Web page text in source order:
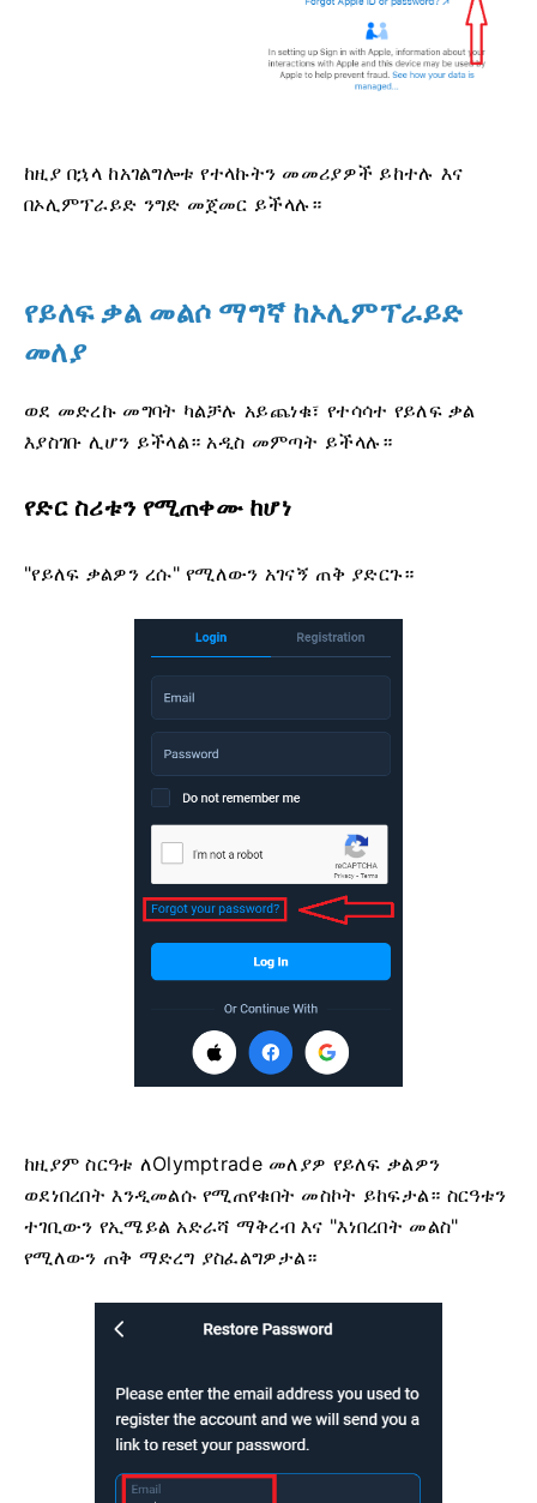
ከዚያ በኋላ ከአገልግሎቱ የተላኩትን መመሪያዎች ይከተሉ እና
በኦሊምፕራይድ ንግድ መጀመር ይችላሉ።
የይለፍ ቃል መልሶ ማግኛ ከኦሊምፕራይድ
መለያ
ወደ መድረኩ መግባት ካልቻሉ አይጨነቁ፣ የተሳሳተ የይለፍ ቃል
እያስገቡ ሊሆን ይችላል። አዲስ መምጣት ይችላሉ።
የድር ስሪቱን የሚጠቀሙ ከሆነ
"የይለፍ ቃልዎን ረሱ" የሚለውን አገናኝ ጠቅ ያድርጉ።
ከዚያም ስርዓቱ ለOlymptrade መለያዎ የይለፍ ቃልዎን
ወደነበረበት እንዲመልሱ የሚጠየቁበት መስኮት ይከፍታል። ስርዓቱን
ተገቢውን የኢሜይል አድራሻ ማቅረብ እና "እነበረበት መልስ"
የሚለውን ጠቅ ማድረግ ያስፈልግዎታል።